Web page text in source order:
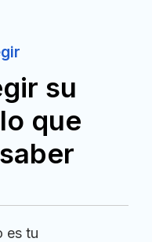
su
que
es tu